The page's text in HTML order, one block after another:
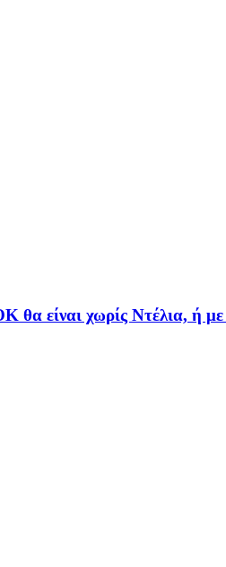
είναι χωρίς Ντέλια, ή